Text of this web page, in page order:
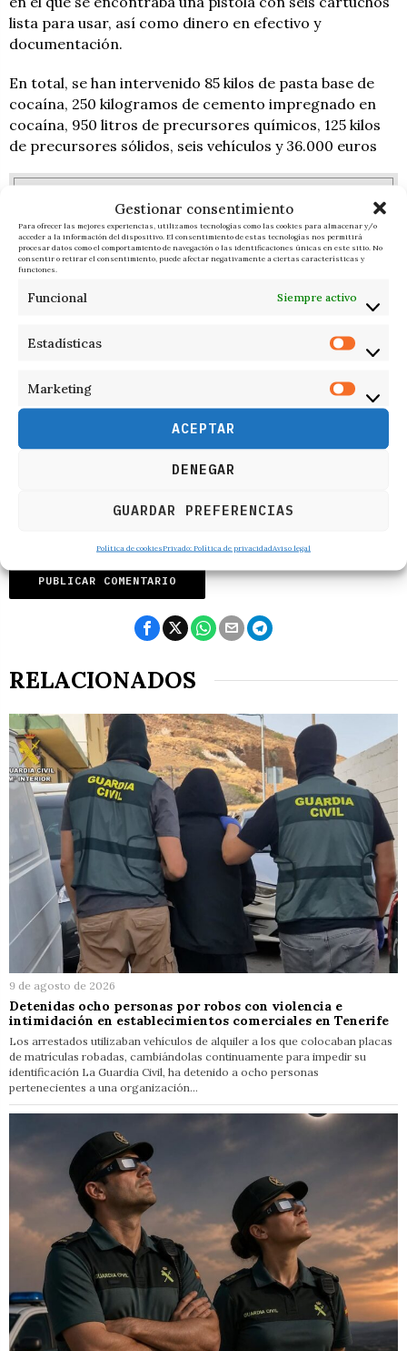
Gestionar consentimiento
Para ofrecer las mejores experiencias, utilizamos tecnologías como las cookies para almacenar y/o
acceder a la información del dispositivo. El consentimiento de estas tecnologías nos permitirá
procesar datos como el comportamiento de navegación o las identificaciones únicas en este sitio. No
consentir o retirar el consentimiento, puede afectar negativamente a ciertas características y
funciones.
Funcional Siempre activo
Estadísticas
Marketing
ACEPTAR
DENEGAR
GUARDAR PREFERENCIAS
Política de cookiesPrivado: Política de privacidadAviso legal
lista para usar, así como dinero en efectivo y
documentación.
En total, se han intervenido 85 kilos de pasta base de
cocaína, 250 kilogramos de cemento impregnado en
cocaína, 950 litros de precursores químicos, 125 kilos
de precursores sólidos, seis vehículos y 36.000 euros
FUENTES
INFORMADAS
ÚLTIMAS
NOTICIAS
RESPONDER
RELACIONADOS
9 de agosto de 2026
Detenidas ocho personas por robos con violencia e
intimidación en establecimientos comerciales en Tenerife
Los arrestados utilizaban vehículos de alquiler a los que colocaban placas
de matrículas robadas, cambiándolas continuamente para impedir su
identificación La Guardia Civil, ha detenido a ocho personas
pertenecientes a una organización…